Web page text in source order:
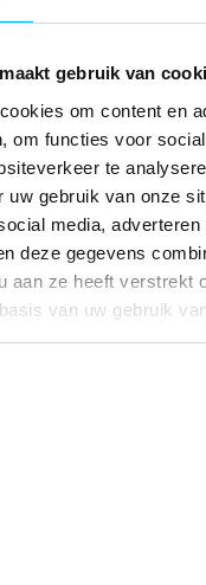
gebruik van
om content en
om functies voor
te
uw gebruik van onze
media,
deze gegevens
aan ze heeft verstrekt
van uw gebruik